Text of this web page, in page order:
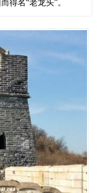
得名“老龙头”。